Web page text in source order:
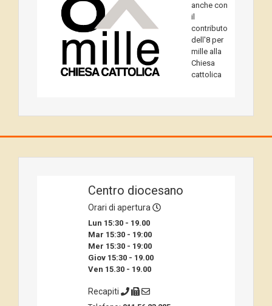
anche con
il
contributo
dell'8 per
mille alla
Chiesa
cattolica
Centro diocesano
Orari di apertura
Lun 15:30 - 19.00
Mar 15:30 - 19:00
Mer 15:30 - 19:00
Giov 15:30 - 19.00
Ven 15.30 - 19.00
Recapiti